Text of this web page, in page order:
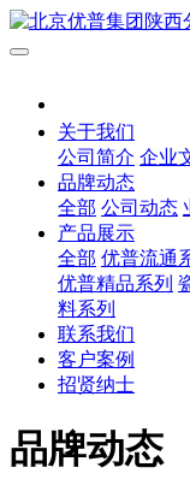
关于我们
公司简介 企业
品牌动态
全部 公司动态
产品展示
全部 优普流通
优普精品系列
料系列
联系我们
客户案例
招贤纳士
品牌动态